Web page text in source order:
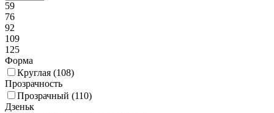
59
76
92
109
125
Форма
Круглая (108)
Прозрачность
Прозрачный (110)
Дзеньк